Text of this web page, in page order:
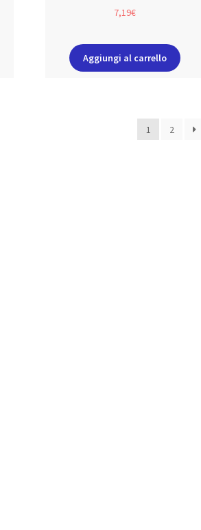
7,19€
Aggiungi al carrello
1 2